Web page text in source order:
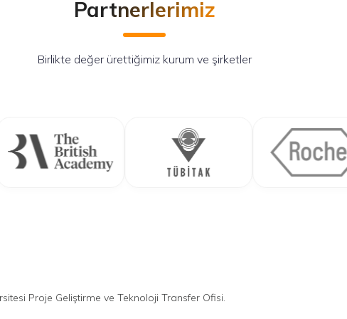
Partnerlerimiz
Birlikte değer ürettiğimiz kurum ve şirketler
Proje Geliştirme ve Teknoloji Transfer Ofisi.